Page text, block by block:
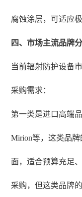
腐蚀涂层，可适应
四、市场主流品牌
当前辐射防护设备
采购需求：
第一类是进口高端
Mirion等，这类品
面，适合预算充足
采购，但这类品牌